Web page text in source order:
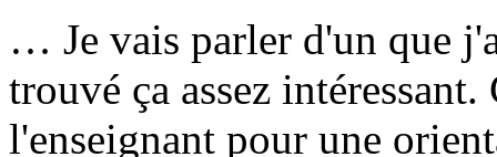
… Je vais parler d'un que
trouvé ça assez
l'enseignant pour une